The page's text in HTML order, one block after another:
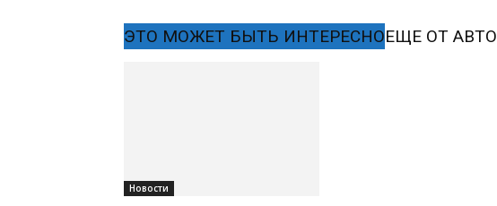
ЭТО МОЖЕТ БЫТЬ ИНТЕРЕСНОЕЩЕ ОТ
Новости